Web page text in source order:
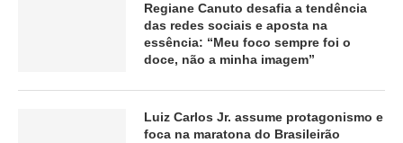
Regiane Canuto desafia a tendência
das redes sociais e aposta na
essência: “Meu foco sempre foi o
doce, não a minha imagem”
Luiz Carlos Jr. assume protagonismo e
foca na maratona do Brasileirão